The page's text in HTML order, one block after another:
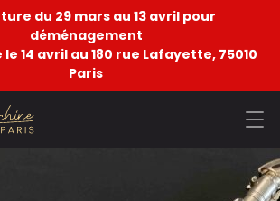
du 29 mars au 13 avril pour
déménagement
14 avril au 180 rue Lafayette, 75010
Paris